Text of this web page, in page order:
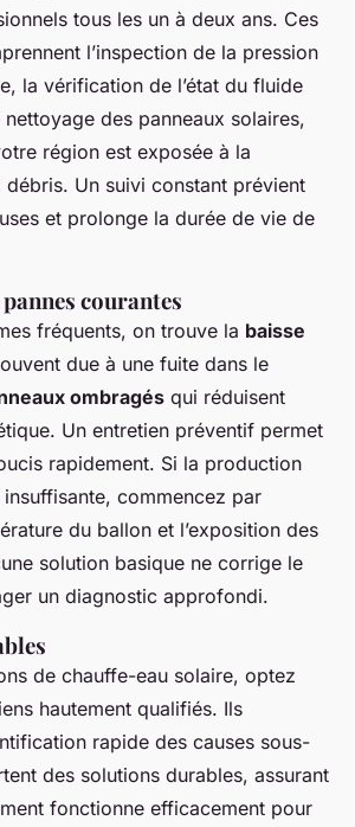
tous les un à deux ans. Ces
l’inspection de la pression
la vérification de l’état du fluide
des panneaux solaires,
région est exposée à la
débris. Un suivi constant prévient
et prolonge la durée de vie de
courantes
fréquents, on trouve la baisse
due à une fuite dans le
ombragés qui réduisent
Un entretien préventif permet
rapidement. Si la production
insuffisante, commencez par
du ballon et l’exposition des
solution basique ne corrige le
un diagnostic approfondi.
de chauffe-eau solaire, optez
hautement qualifiés. Ils
rapide des causes sous-
des solutions durables, assurant
fonctionne efficacement pour